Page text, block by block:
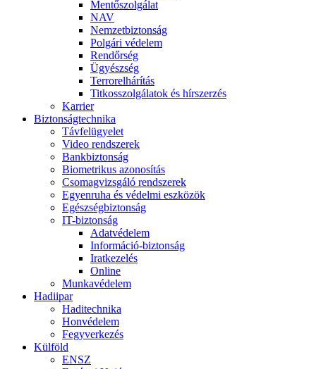
Mentőszolgálat
NAV
Nemzetbiztonság
Polgári védelem
Rendőrség
Ügyészség
Terrorelhárítás
Titkosszolgálatok és hírszerzés
Karrier
Biztonságtechnika
Távfelügyelet
Video rendszerek
Bankbiztonság
Biometrikus azonosítás
Csomagvizsgáló rendszerek
Egyenruha és védelmi eszközök
Egészségbiztonság
IT-biztonság
Adatvédelem
Információ-biztonság
Iratkezelés
Online
Munkavédelem
Hadiipar
Haditechnika
Honvédelem
Fegyverkezés
Külföld
ENSZ